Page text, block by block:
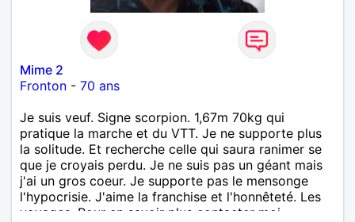
Mime 2
Fronton - 70 ans
Je suis veuf. Signe scorpion. 1,67m 70kg qui
pratique la marche et du VTT. Je ne supporte plus
la solitude. Et recherche celle qui saura ranimer se
que je croyais perdu. Je ne suis pas un géant mais
j'ai un gros coeur. Je supporte pas le mensonge
l'hypocrisie. J'aime la franchise et l'honnêteté. Les
voyages. Pour en savoir plus contacter moi.